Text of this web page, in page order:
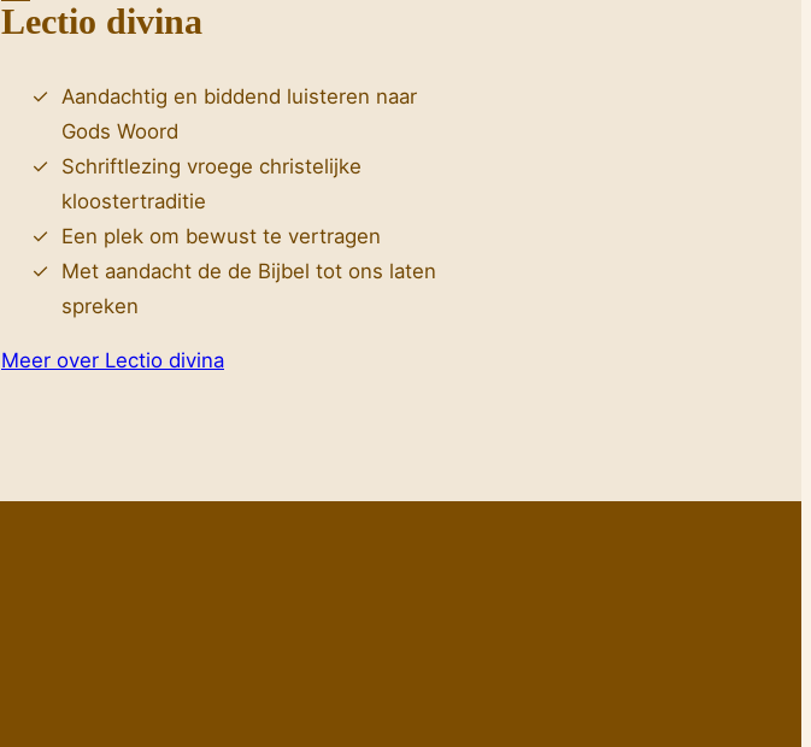
Lectio divina
Aandachtig en biddend luisteren naar
Gods Woord
Schriftlezing vroege christelijke
kloostertraditie
Een plek om bewust te vertragen
Met aandacht de de Bijbel tot ons laten
spreken
Meer over Lectio divina